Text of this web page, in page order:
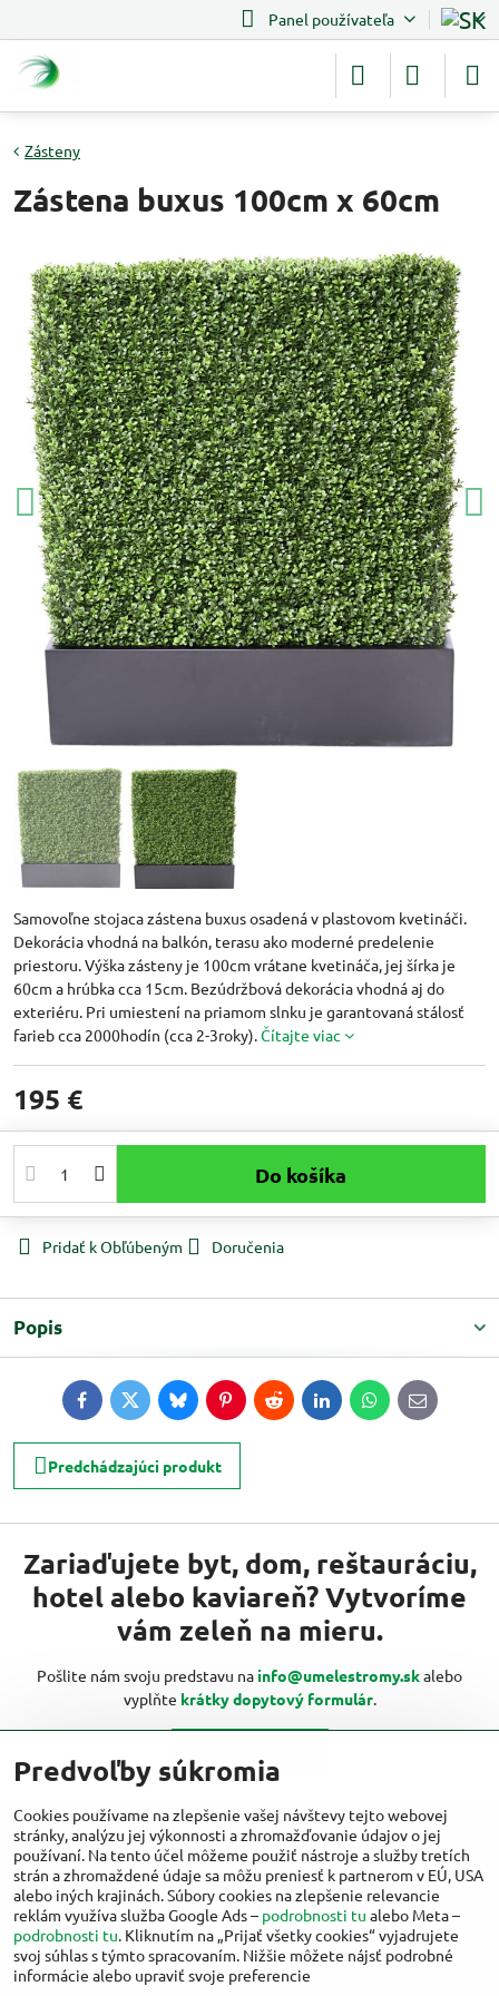
Panel používateľa
Zásteny
Zástena buxus 100cm x 60cm
Samovoľne stojaca zástena buxus osadená v plastovom kvetináči.
Dekorácia vhodná na balkón, terasu ako moderné predelenie
priestoru. Výška zásteny je 100cm vrátane kvetináča, jej šírka je
60cm a hrúbka cca 15cm. Bezúdržbová dekorácia vhodná aj do
exteriéru. Pri umiestení na priamom slnku je garantovaná stálosť
farieb cca 2000hodín (cca 2-3roky).Čítajte viac
195 €
Do košíka
Pridať k Obľúbeným Doručenia
Popis
FacebookTwitterBlueskyPinterestRedditLinkedInWhatsApp
E-
mail
Predchádzajúci produkt
Zariaďujete byt, dom, reštauráciu,
hotel alebo kaviareň? Vytvoríme
vám zeleň na mieru.
Pošlite nám svoju predstavu na info@umelestromy.skalebo
vyplňte krátky dopytový formulár.
Viac inšpirácií od umelestromy.sk nájdete
aj na:
Facebook Instagram
Predvoľby súkromia
Cookies používame na zlepšenie vašej návštevy tejto webovej
stránky, analýzu jej výkonnosti a zhromažďovanie údajov o jej
používaní. Na tento účel môžeme použiť nástroje a služby tretích
strán a zhromaždené údaje sa môžu preniesť k partnerom v EÚ, USA
alebo iných krajinách. Súbory cookies na zlepšenie relevancie
reklám využíva služba Google Ads – podrobnosti tu alebo Meta –
podrobnosti tu. Kliknutím na „Prijať všetky cookies“ vyjadrujete
svoj súhlas s týmto spracovaním. Nižšie môžete nájsť podrobné
informácie alebo upraviť svoje preferencie